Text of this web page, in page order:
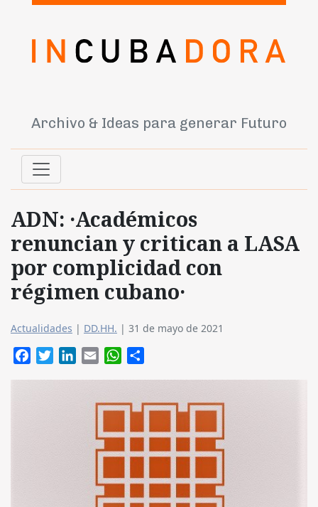
Archivo & Ideas para generar Futuro
ADN: ·Académicos
renuncian y critican a LASA
por complicidad con
régimen cubano·
Actualidades | DD.HH. | 31 de mayo de 2021
FacebookTwitterLinkedIn
Email WhatsApp